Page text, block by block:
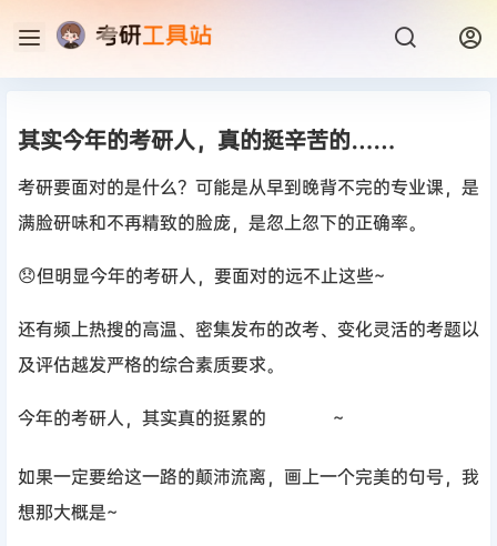
其实今年的考研人，真的挺辛苦的……
考研要面对的是什么？可能是从早到晚背不完的专业课，是
满脸研味和不再精致的脸庞，是忽上忽下的正确率。
😞但明显今年的考研人，要面对的远不止这些~
还有频上热搜的高温、密集发布的改考、变化灵活的考题以
及评估越发严格的综合素质要求。
今年的考研人，其实真的挺累的 ~
如果一定要给这一路的颠沛流离，画上一个完美的句号，我
想那大概是~